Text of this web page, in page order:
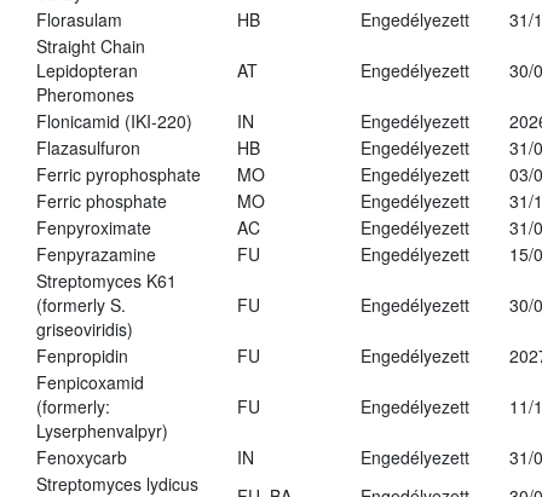
Florasulam
HB Engedélyezett
31/
Straight Chain
Lepidopteran
Pheromones
AT Engedélyezett 30/
Flonicamid (IKI-220) IN Engedélyezett
Flazasulfuron
HB Engedélyezett
31/
Ferric pyrophosphate
MO Engedélyezett
03/
Ferric phosphate
MO Engedélyezett
31/
Fenpyroximate
AC Engedélyezett
31/
Fenpyrazamine
FU Engedélyezett
15/
Streptomyces K61
(formerly S.
griseoviridis)
FU Engedélyezett 30/
Fenpropidin FU Engedélyezett
Fenpicoxamid
(formerly:
Lyserphenvalpyr)
FU Engedélyezett 11/
Fenoxycarb IN Engedélyezett
31/
Streptomyces lydicus